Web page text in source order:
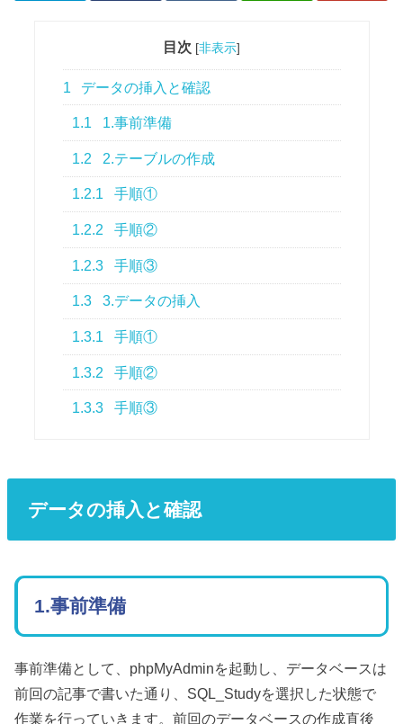
目次 [非表示]
1 データの挿入と確認
1.1 1.事前準備
1.2 2.テーブルの作成
1.2.1 手順①
1.2.2 手順②
1.2.3 手順③
1.3 3.データの挿入
1.3.1 手順①
1.3.2 手順②
1.3.3 手順③
データの挿入と確認
1.事前準備
事前準備として、phpMyAdminを起動し、データベースは
前回の記事で書いた通り、SQL_Studyを選択した状態で
作業を行っていきます。前回のデータベースの作成直後